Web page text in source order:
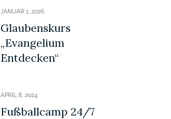
JANUAR 1, 2026
Glaubenskurs
„Evangelium
Entdecken“
APRIL 8, 2024
Fußballcamp 24/7